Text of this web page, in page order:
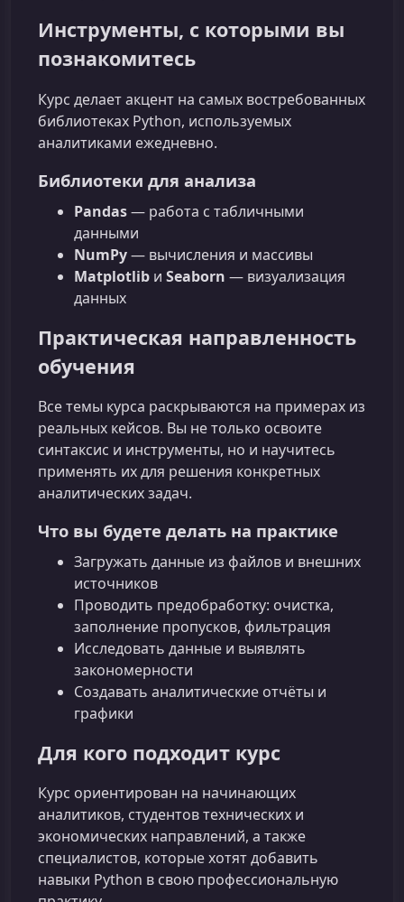
Инструменты, с которыми вы
познакомитесь
Курс делает акцент на самых востребованных
библиотеках Python, используемых
аналитиками ежедневно.
Библиотеки для анализа
Pandas— работа с табличными
данными
NumPy— вычисления и массивы
Matplotlib и Seaborn — визуализация
данных
Практическая направленность
обучения
Все темы курса раскрываются на примерах из
реальных кейсов. Вы не только освоите
синтаксис и инструменты, но и научитесь
применять их для решения конкретных
аналитических задач.
Что вы будете делать на практике
Загружать данные из файлов и внешних
источников
Проводить предобработку: очистка,
заполнение пропусков, фильтрация
Исследовать данные и выявлять
закономерности
Создавать аналитические отчёты и
графики
Для кого подходит курс
Курс ориентирован на начинающих
аналитиков, студентов технических и
экономических направлений, а также
специалистов, которые хотят добавить
навыки Python в свою профессиональную